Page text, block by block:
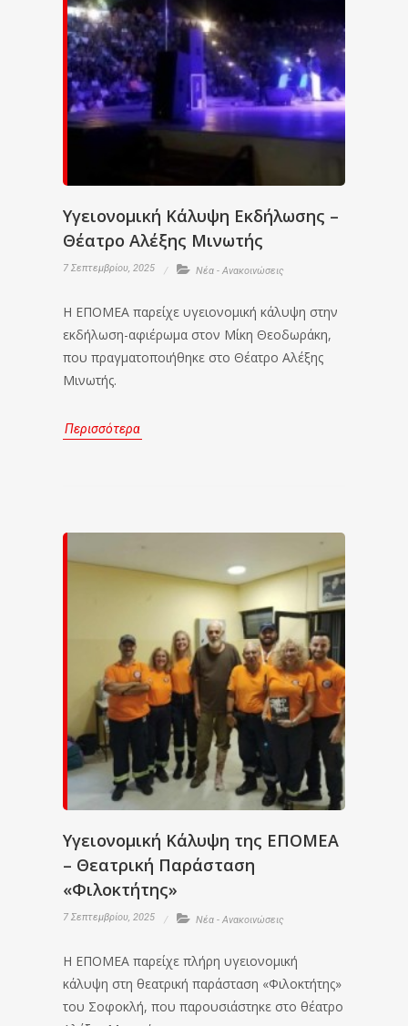
Υγειονομική Κάλυψη Εκδήλωσης –
Θέατρο Αλέξης Μινωτής
7 Σεπτεμβρίου, 2025 Νέα - Ανακοινώσεις
Η ΕΠΟΜΕΑ παρείχε υγειονομική κάλυψη στην
εκδήλωση-αφιέρωμα στον Μίκη Θεοδωράκη,
που πραγματοποιήθηκε στο Θέατρο Αλέξης
Μινωτής.
Περισσότερα
Υγειονομική Κάλυψη της ΕΠΟΜΕΑ
– Θεατρική Παράσταση
«Φιλοκτήτης»
7 Σεπτεμβρίου, 2025 Νέα - Ανακοινώσεις
Η ΕΠΟΜΕΑ παρείχε πλήρη υγειονομική
κάλυψη στη θεατρική παράσταση «Φιλοκτήτης»
του Σοφοκλή, που παρουσιάστηκε στο θέατρο